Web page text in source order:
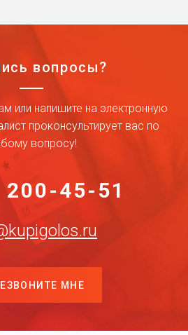
вопросы?
или напишите на электронную
проконсультирует вас по
вопросу!
200-45-51
МНЕ